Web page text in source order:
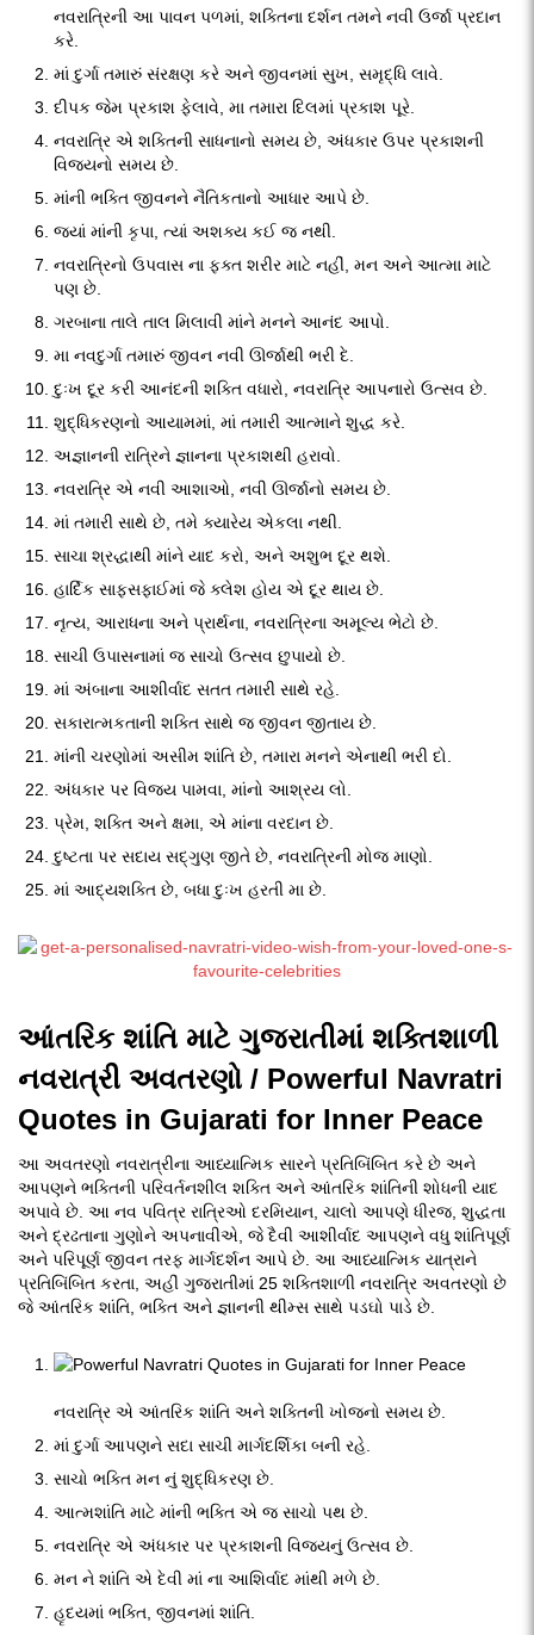
નવરાત્રિની આ પાવન પળમાં, શક્તિના દર્શન તમને નવી ઉર્જા પ્રદાન
કરે.
માં દુર્ગા તમારું સંરક્ષણ કરે અને જીવનમાં સુખ, સમૃદ્ધિ લાવે.
દીપક જેમ પ્રકાશ ફેલાવે, મા તમારા દિલમાં પ્રકાશ પૂરે.
નવરાત્રિ એ શક્તિની સાધનાનો સમય છે, અંધકાર ઉપર પ્રકાશની
વિજયનો સમય છે.
માંની ભક્તિ જીવનને નૈતિકતાનો આધાર આપે છે.
જ્યાં માંની કૃપા, ત્યાં અશક્ય કઈ જ નથી.
નવરાત્રિનો ઉપવાસ ના ફક્ત શરીર માટે નહીં, મન અને આત્મા માટે
પણ છે.
ગરબાના તાલે તાલ મિલાવી માંને મનને આનંદ આપો.
મા નવદુર્ગા તમારું જીવન નવી ઊર્જાથી ભરી દે.
દુઃખ દૂર કરી આનંદની શક્તિ વધારો, નવરાત્રિ આપનારો ઉત્સવ છે.
શુદ્ધિકરણનો આયામમાં, માં તમારી આત્માને શુદ્ધ કરે.
અજ્ઞાનની રાત્રિને જ્ઞાનના પ્રકાશથી હરાવો.
નવરાત્રિ એ નવી આશાઓ, નવી ઊર્જાનો સમય છે.
માં તમારી સાથે છે, તમે ક્યારેય એકલા નથી.
સાચા શ્રદ્ધાથી માંને યાદ કરો, અને અશુભ દૂર થશે.
હાર્દિક સાફસફાઈમાં જે ક્લેશ હોય એ દૂર થાય છે.
નૃત્ય, આરાધના અને પ્રાર્થના, નવરાત્રિના અમૂલ્ય ભેટો છે.
સાચી ઉપાસનામાં જ સાચો ઉત્સવ છુપાયો છે.
માં અંબાના આશીર્વાદ સતત તમારી સાથે રહે.
સકારાત્મકતાની શક્તિ સાથે જ જીવન જીતાય છે.
માંની ચરણોમાં અસીમ શાંતિ છે, તમારા મનને એનાથી ભરી દો.
અંધકાર પર વિજય પામવા, માંનો આશ્રય લો.
પ્રેમ, શક્તિ અને ક્ષમા, એ માંના વરદાન છે.
દુષ્ટતા પર સદાય સદ્ગુણ જીતે છે, નવરાત્રિની મોજ માણો.
માં આદ્યશક્તિ છે, બધા દુઃખ હરતી મા છે.
આંતરિક શાંતિ માટે ગુજરાતીમાં શક્તિશાળી
નવરાત્રી અવતરણો / Powerful Navratri
Quotes in Gujarati for Inner Peace
આ અવતરણો નવરાત્રીના આધ્યાત્મિક સારને પ્રતિબિંબિત કરે છે અને
આપણને ભક્તિની પરિવર્તનશીલ શક્તિ અને આંતરિક શાંતિની શોધની યાદ
અપાવે છે. આ નવ પવિત્ર રાત્રિઓ દરમિયાન, ચાલો આપણે ધીરજ, શુદ્ધતા
અને દ્રઢતાના ગુણોને અપનાવીએ, જે દૈવી આશીર્વાદ આપણને વધુ શાંતિપૂર્ણ
અને પરિપૂર્ણ જીવન તરફ માર્ગદર્શન આપે છે. આ આધ્યાત્મિક યાત્રાને
પ્રતિબિંબિત કરતા, અહીં ગુજરાતીમાં 25 શક્તિશાળી નવરાત્રિ અવતરણો છે
જે આંતરિક શાંતિ, ભક્તિ અને જ્ઞાનની થીમ્સ સાથે પડઘો પાડે છે.
નવરાત્રિ એ આંતરિક શાંતિ અને શક્તિની ખોજનો સમય છે.
માં દુર્ગા આપણને સદા સાચી માર્ગદર્શિકા બની રહે.
સાચો ભક્તિ મન નું શુદ્ધિકરણ છે.
આત્મશાંતિ માટે માંની ભક્તિ એ જ સાચો પથ છે.
નવરાત્રિ એ અંધકાર પર પ્રકાશની વિજયનું ઉત્સવ છે.
મન ને શાંતિ એ દેવી માં ના આશિર્વાદ માંથી મળે છે.
હૃદયમાં ભક્તિ, જીવનમાં શાંતિ.